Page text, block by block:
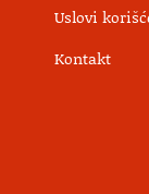
Uslovi
Kontakt